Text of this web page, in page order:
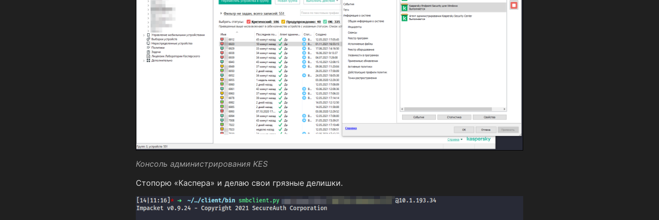
Консоль администрирования KES
Стопорю «Каспера» и делаю свои грязные делишки.